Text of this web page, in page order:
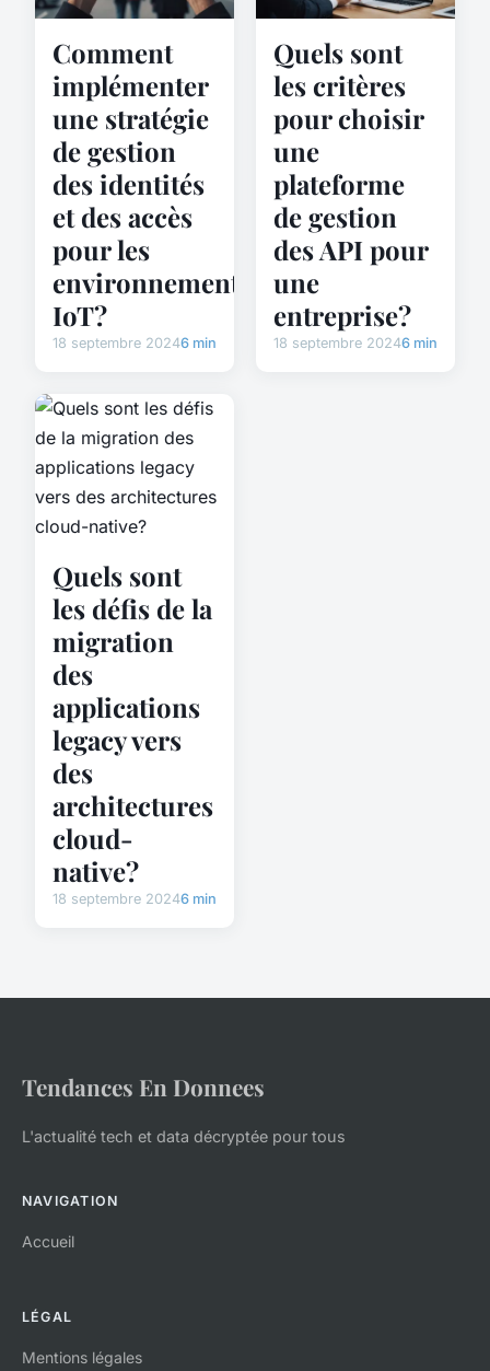
Comment
implémenter
une stratégie
de gestion
des identités
et des accès
pour les
environnements
IoT?
18 septembre 20246 min
Quels sont
les critères
pour choisir
une
plateforme
de gestion
des API pour
une
entreprise?
18 septembre 20246 min
Quels sont
les défis de la
migration
des
applications
legacy vers
des
architectures
cloud-
native?
18 septembre 20246 min
Tendances En Donnees
L'actualité tech et data décryptée pour tous
NAVIGATION
Accueil
LÉGAL
Mentions légales